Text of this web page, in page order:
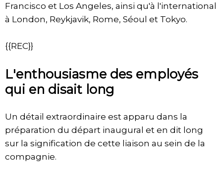
Francisco et Los Angeles, ainsi qu'à l'international
à London, Reykjavik, Rome, Séoul et Tokyo.
{{REC}}
L'enthousiasme des employés
qui en disait long
Un détail extraordinaire est apparu dans la
préparation du départ inaugural et en dit long
sur la signification de cette liaison au sein de la
compagnie.